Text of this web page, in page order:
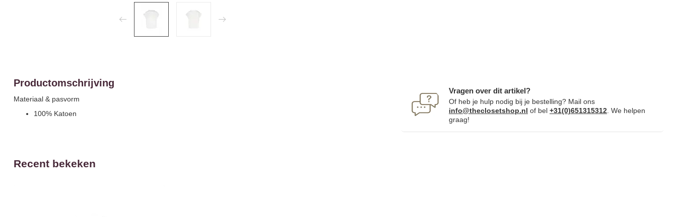
Productomschrijving
Materiaal & pasvorm
100% Katoen
Vragen over dit artikel?
Of heb je hulp nodig bij je bestelling? Mail ons
info@theclosetshop.nl of bel +31(0)651315312 . We helpen
graag!
Recent bekeken